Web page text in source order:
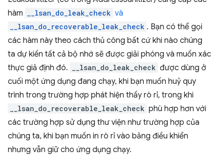
hàm __lsan_do_leak_check và
__lsan_do_recoverable_leak_check . Bạn có thể gọi
các hàm này theo cách thủ công bất cứ khi nào chúng
ta dự kiến tất cả bộ nhớ sẽ được giải phóng và muốn xác
thực giả định đó.
__lsan_do_leak_check được dùng ở
cuối một ứng dụng đang chạy, khi bạn muốn huỷ quy
trình trong trường hợp phát hiện thấy rò rỉ, trong khi
__lsan_do_recoverable_leak_check phù hợp hơn với
các trường hợp sử dụng thư viện như trường hợp của
chúng ta, khi bạn muốn in rò rỉ vào bảng điều khiển
nhưng vẫn giữ cho ứng dụng chạy.